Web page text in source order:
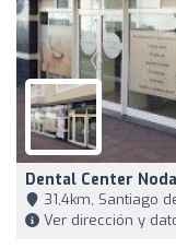
Dental Center
31,4km, Santiago
Ver dirección y